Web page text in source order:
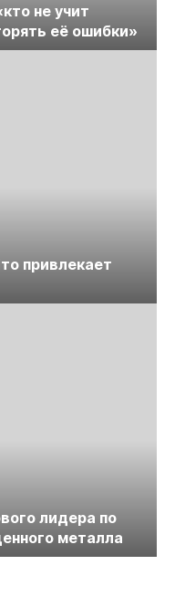
не учит
её ошибки»
привлекает
лидера по
металла